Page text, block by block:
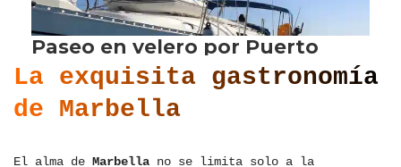
La exquisita gastronomía
de Marbella
El alma de Marbella no se limita solo a la